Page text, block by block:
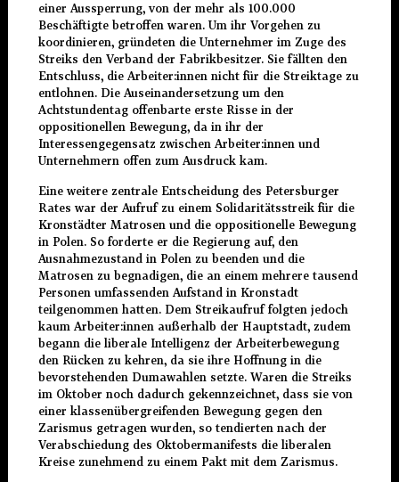
einer Aussperrung, von der mehr als 100.000
Beschäftigte betroffen waren. Um ihr Vorgehen zu
koordinieren, gründeten die Unternehmer im Zuge des
Streiks den Verband der Fabrikbesitzer. Sie fällten den
Entschluss, die Arbeiter:innen nicht für die Streiktage zu
entlohnen. Die Auseinandersetzung um den
Achtstundentag offenbarte erste Risse in der
oppositionellen Bewegung, da in ihr der
Interessengegensatz zwischen Arbeiter:innen und
Unternehmern offen zum Ausdruck kam.
Eine weitere zentrale Entscheidung des Petersburger
Rates war der Aufruf zu einem Solidaritätsstreik für die
Kronstädter Matrosen und die oppositionelle Bewegung
in Polen. So forderte er die Regierung auf, den
Ausnahmezustand in Polen zu beenden und die
Matrosen zu begnadigen, die an einem mehrere tausend
Personen umfassenden Aufstand in Kronstadt
teilgenommen hatten. Dem Streikaufruf folgten jedoch
kaum Arbeiter:innen außerhalb der Hauptstadt, zudem
begann die liberale Intelligenz der Arbeiterbewegung
den Rücken zu kehren, da sie ihre Hoffnung in die
bevorstehenden Dumawahlen setzte. Waren die Streiks
im Oktober noch dadurch gekennzeichnet, dass sie von
einer klassenübergreifenden Bewegung gegen den
Zarismus getragen wurden, so tendiertennach der
Verabschiedung des Oktobermanifests die liberalen
Kreise zunehmend zu einem Pakt mit dem Zarismus.